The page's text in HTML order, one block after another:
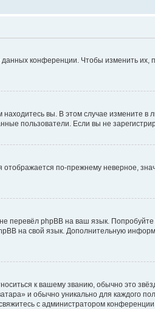
данных конференции. Чтобы изменить их,
вы. В этом случае измените в
пользователи. Если вы не
по-прежнему неверное,
перевёл phpBB на ваш язык.
на свой язык. Дополнительную
к вашему званию, обычно это
и обычно уникально для каждого
с администратором